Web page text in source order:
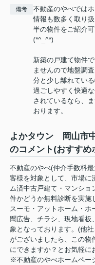
備考
不動産のやべでは
情報も数多く取り
半の物件をご紹介
(*^_^*)
新築の戸建て物件
ませんので地盤調
分と少し離れてい
過ごしやすく快適
されているなら、
おります。
よかタウン 岡山市
のコメント(おすすめ
不動産のやべ(仲介手数料
客様を対象として、市場に
ム済中古戸建て・マンシ
件かどうか無料診断を実施
スーモ・アットホーム・
聞広告、チラシ、現地看板
象となっております。(他
がございましたら、この物
にできますか？とお気軽に
※不動産のやべホームペー